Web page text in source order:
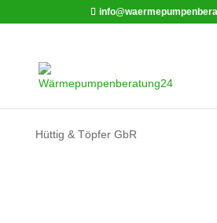
Hüttig & Töpfer GbR